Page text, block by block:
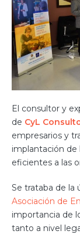
El consultor y
de CyL
empresarios y
implantación de
eficientes a las
Se trataba de la
Asociación de
importancia de
tanto a nivel